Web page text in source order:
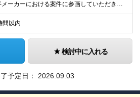
大手メーカーにおける案件に参画していただきます！ 当社メンバーがメインとなっているチームに配属されるので、ご安心ください。 もちろん、希望もしっかりと考慮します。 ■東京本社、大阪事務所、および東京
間以内
検討中に入れる
予定日： 2026.09.03